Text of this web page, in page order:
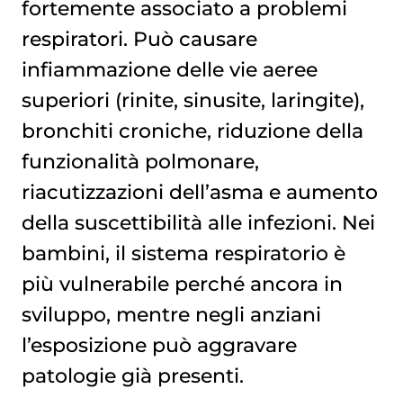
fortemente associato a problemi
respiratori. Può causare
infiammazione delle vie aeree
superiori (rinite, sinusite, laringite),
bronchiti croniche, riduzione della
funzionalità polmonare,
riacutizzazioni dell’asma e aumento
della suscettibilità alle infezioni. Nei
bambini, il sistema respiratorio è
più vulnerabile perché ancora in
sviluppo, mentre negli anziani
l’esposizione può aggravare
patologie già presenti.